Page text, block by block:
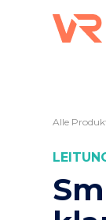
Alle